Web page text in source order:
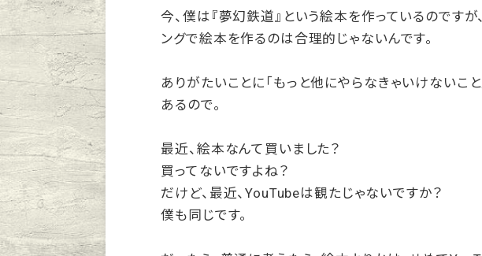
今、僕は『夢幻鉄道』という絵本を作っているのですが
ングで絵本を作るのは合理的じゃないんです。
ありがたいことに「もっと他にやらなきゃいけないこ
あるので。
最近、絵本なんて買いました？
買ってないですよね？
だけど、最近、YouTubeは観たじゃないですか？
僕も同じです。